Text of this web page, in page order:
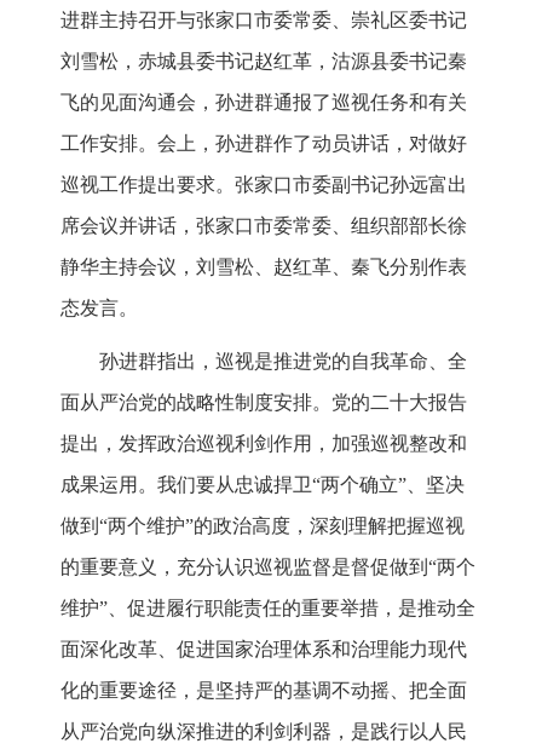
进群主持召开与张家口市委常委、崇礼区委书记
刘雪松，赤城县委书记赵红革，沽源县委书记秦
飞的见面沟通会，孙进群通报了巡视任务和有关
工作安排。会上，孙进群作了动员讲话，对做好
巡视工作提出要求。张家口市委副书记孙远富出
席会议并讲话，张家口市委常委、组织部部长徐
静华主持会议，刘雪松、赵红革、秦飞分别作表
态发言。
孙进群指出，巡视是推进党的自我革命、全
面从严治党的战略性制度安排。党的二十大报告
提出，发挥政治巡视利剑作用，加强巡视整改和
成果运用。我们要从忠诚捍卫“两个确立”、坚决
做到“两个维护”的政治高度，深刻理解把握巡视
的重要意义，充分认识巡视监督是督促做到“两个
维护”、促进履行职能责任的重要举措，是推动全
面深化改革、促进国家治理体系和治理能力现代
化的重要途径，是坚持严的基调不动摇、把全面
从严治党向纵深推进的利剑利器，是践行以人民